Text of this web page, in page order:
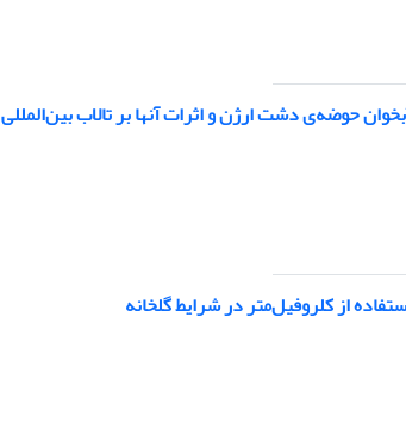
حوضه‌ی دشت ارژن و اثرات آنها بر تالاب